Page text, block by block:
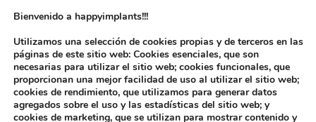
Bienvenido a happyimplants!!!
Utilizamos una selección de cookies propias y de terceros en las
páginas de este sitio web: Cookies esenciales, que son
necesarias para utilizar el sitio web; cookies funcionales, que
proporcionan una mejor facilidad de uso al utilizar el sitio web;
cookies de rendimiento, que utilizamos para generar datos
agregados sobre el uso y las estadísticas del sitio web; y
cookies de marketing, que se utilizan para mostrar contenido y